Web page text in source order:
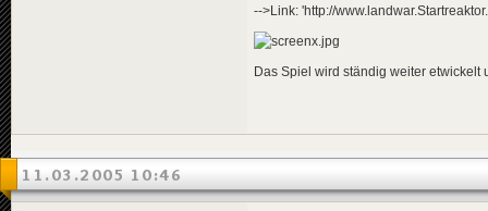
-->Link: 'http://
Das Spiel wird ständig weiter etwickelt
11.03.2005 10:46